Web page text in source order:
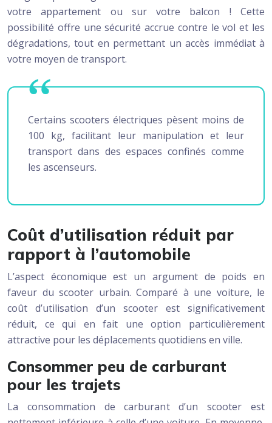
votre appartement ou sur votre balcon ! Cette
possibilité offre une sécurité accrue contre le vol et les
dégradations, tout en permettant un accès immédiat à
votre moyen de transport.
Certains scooters électriques pèsent moins de
100 kg, facilitant leur manipulation et leur
transport dans des espaces confinés comme
les ascenseurs.
Coût d’utilisation réduit par
rapport à l’automobile
L’aspect économique est un argument de poids en
faveur du scooter urbain. Comparé à une voiture, le
coût d’utilisation d’un scooter est significativement
réduit, ce qui en fait une option particulièrement
attractive pour les déplacements quotidiens en ville.
Consommer peu de carburant
pour les trajets
La consommation de carburant d’un scooter est